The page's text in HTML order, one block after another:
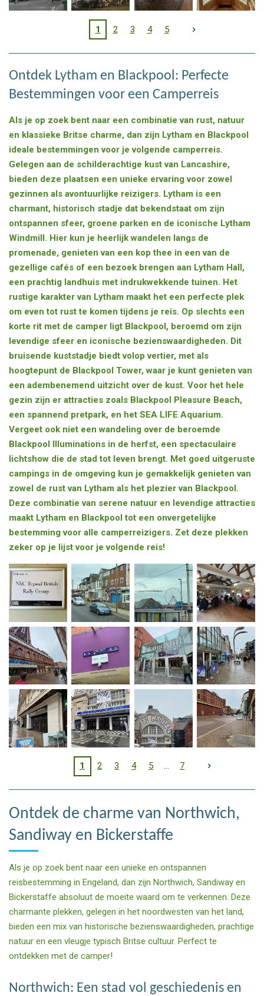
1 2 3 4 5
Ontdek Lytham en Blackpool: Perfecte
Bestemmingen voor een Camperreis
Als je op zoek bent naar een combinatie van rust, natuur
en klassieke Britse charme, dan zijn Lytham en Blackpool
ideale bestemmingen voor je volgende camperreis.
Gelegen aan de schilderachtige kust van Lancashire,
bieden deze plaatsen een unieke ervaring voor zowel
gezinnen als avontuurlijke reizigers. Lytham is een
charmant, historisch stadje dat bekendstaat om zijn
ontspannen sfeer, groene parken en de iconische Lytham
Windmill. Hier kun je heerlijk wandelen langs de
promenade, genieten van een kop thee in een van de
gezellige cafés of een bezoek brengen aan Lytham Hall,
een prachtig landhuis met indrukwekkende tuinen. Het
rustige karakter van Lytham maakt het een perfecte plek
om even tot rust te komen tijdens je reis. Op slechts een
korte rit met de camper ligt Blackpool, beroemd om zijn
levendige sfeer en iconische bezienswaardigheden. Dit
bruisende kuststadje biedt volop vertier, met als
hoogtepunt de Blackpool Tower, waar je kunt genieten van
een adembenemend uitzicht over de kust. Voor het hele
gezin zijn er attracties zoals Blackpool Pleasure Beach,
een spannend pretpark, en het SEA LIFE Aquarium.
Vergeet ook niet een wandeling over de beroemde
Blackpool Illuminations in de herfst, een spectaculaire
lichtshow die de stad tot leven brengt. Met goed uitgeruste
campings in de omgeving kun je gemakkelijk genieten van
zowel de rust van Lytham als het plezier van Blackpool.
Deze combinatie van serene natuur en levendige attracties
maakt Lytham en Blackpool tot een onvergetelijke
bestemming voor alle camperreizigers. Zet deze plekken
zeker op je lijst voor je volgende reis!
1 2 3 4 5 7
Ontdek de charme van Northwich,
Sandiway en Bickerstaffe
Als je op zoek bent naar een unieke en ontspannen
reisbestemming in Engeland, dan zijn Northwich, Sandiway en
Bickerstaffe absoluut de moeite waard om te verkennen. Deze
charmante plekken, gelegen in het noordwesten van het land,
bieden een mix van historische bezienswaardigheden, prachtige
natuur en een vleugje typisch Britse cultuur. Perfect te
ontdekken met de camper!
Northwich: Een stad vol geschiedenis en